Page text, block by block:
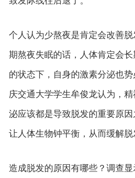
个人认为少熬夜是肯定会改善
期熬夜失眠的话，人体肯定会
的状态下，自身的激素分泌也
庆交通大学学生牟俊龙认为，
泌应该都是导致脱发的重要原
让人体生物钟平衡，从而缓解脱
造成脱发的原因有哪些？调查